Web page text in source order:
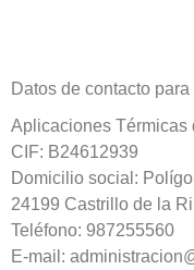
Datos de contacto
Aplicaciones Térmicas
CIF: B24612939
Domicilio social:
24199 Castrillo de la
Teléfono: 987255560
E-mail: